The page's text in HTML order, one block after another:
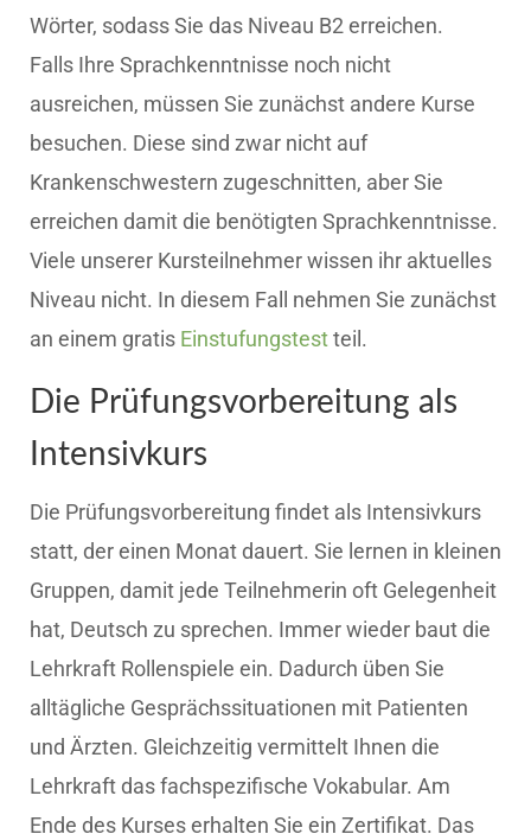
Wörter, sodass Sie das Niveau B2 erreichen.
Falls Ihre Sprachkenntnisse noch nicht
ausreichen, müssen Sie zunächst andere Kurse
besuchen. Diese sind zwar nicht auf
Krankenschwestern zugeschnitten, aber Sie
erreichen damit die benötigten Sprachkenntnisse.
Viele unserer Kursteilnehmer wissen ihr aktuelles
Niveau nicht. In diesem Fall nehmen Sie zunächst
an einem gratis Einstufungstestteil.
Die Prüfungsvorbereitung als
Intensivkurs
Die Prüfungsvorbereitung findet als Intensivkurs
statt, der einen Monat dauert. Sie lernen in kleinen
Gruppen, damit jede Teilnehmerin oft Gelegenheit
hat, Deutsch zu sprechen. Immer wieder baut die
Lehrkraft Rollenspiele ein. Dadurch üben Sie
alltägliche Gesprächssituationen mit Patienten
und Ärzten. Gleichzeitig vermittelt Ihnen die
Lehrkraft das fachspezifische Vokabular. Am
Ende des Kurses erhalten Sie ein Zertifikat. Das